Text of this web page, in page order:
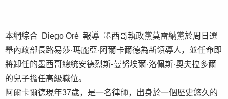
本網綜合 Diego Oré 報導 墨西哥執政黨莫雷納黨於周日選
舉內政部長路易莎·瑪麗亞·阿爾卡爾德為新領導人，並任命即
將卸任的墨西哥總統安德烈斯-曼努埃爾·洛佩斯·奧夫拉多爾
的兒子擔任高級職位。
阿爾卡爾德現年37歲，是一名律師，出身於一個歷史悠久的